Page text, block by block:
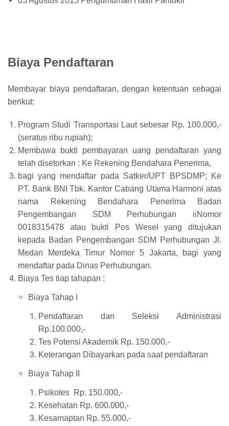
Biaya Pendaftaran
Membayar biaya pendaftaran, dengan ketentuan sebagai
berikut:
Program Studi Transportasi Laut sebesar Rp. 100.000,-
(seratus ribu rupiah);
Membawa bukti pembayaran uang pendaftaran yang
telah disetorkan : Ke Rekening Bendahara Penerima,
bagi yang mendaftar pada Satker/UPT BPSDMP; Ke
PT. Bank BNI Tbk. Kantor Cabang Utama Harmoni atas
nama Rekening Bendahara Penerima Badan
Pengembangan SDM Perhubungan iiNomor
0018315478 atau bukti Pos Wesel yang ditujukan
kepada Badan Pengembangan SDM Perhubungan Jl.
Medan Merdeka Timur Nomor 5 Jakarta, bagi yang
mendaftar pada Dinas Perhubungan.
Biaya Tes tiap tahapan :
Biaya Tahap I
Pendaftaran dan Seleksi Administrasi
Rp.100.000,-
Tes Potensi Akademik Rp. 150.000,-
Keterangan Dibayarkan pada saat pendaftaran
Biaya Tahap II
Psikotes Rp. 150.000,-
Kesehatan Rp. 600.000,-
Kesamaptan Rp. 55.000,-